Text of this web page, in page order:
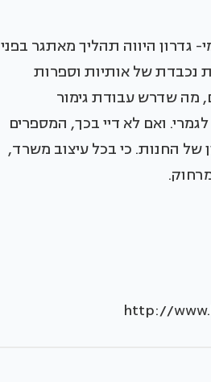
גדרון היווה תהליך מאתגר בפני
נכבדת של אותיות וספרות
מה שדרש עבודת גימור
ואם לא דיי בכך, המספרים
של החנות. כי בכל עיצוב משרד,